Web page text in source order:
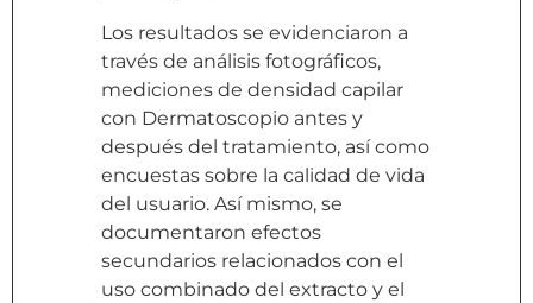
Los resultados se evidenciaron a
través de análisis fotográficos,
mediciones de densidad capilar
con Dermatoscopio antes y
después del tratamiento, así como
encuestas sobre la calidad de vida
del usuario. Así mismo, se
documentaron efectos
secundarios relacionados con el
uso combinado del extracto y el